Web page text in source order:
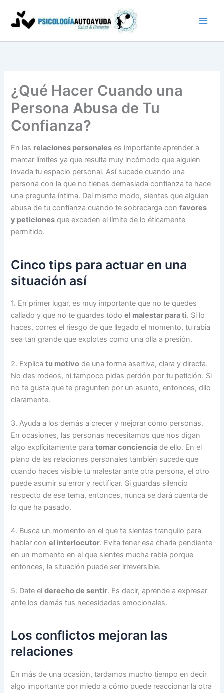
contenido
¿Qué Hacer Cuando una
Persona Abusa de Tu
Confianza?
En las relaciones personales es importante aprender a
marcar límites ya que resulta muy incómodo que alguien
invada tu espacio personal. Así sucede cuando una
persona con la que no tienes demasiada confianza te hace
una pregunta íntima. Del mismo modo, sientes que alguien
abusa de tu confianza cuando te sobrecarga confavores
y peticiones que exceden el límite de lo éticamente
permitido.
Cinco tips para actuar en una
situación así
1. En primer lugar, es muy importante que no te quedes
callado y que no te guardes todoel malestar para ti. Si lo
haces, corres el riesgo de que llegado el momento, tu rabia
sea tan grande que explotes como una olla a presión.
2. Explicatu motivo de una forma asertiva, clara y directa.
No des rodeos, ni tampoco pidas perdón por tu petición. Si
no te gusta que te pregunten por un asunto, entonces, dilo
claramente.
3. Ayuda a los demás a crecer y mejorar como personas.
En ocasiones, las personas necesitamos que nos digan
algo explícitamente paratomar conciencia de ello. En el
plano de las relaciones personales también sucede que
cuando haces visible tu malestar ante otra persona, el otro
puede asumir su error y rectificar. Si guardas silencio
respecto de ese tema, entonces, nunca se dará cuenta de
lo que ha pasado.
4. Busca un momento en el que te sientas tranquilo para
hablar conel interlocutor. Evita tener esa charla pendiente
en un momento en el que sientes mucha rabia porque
entonces, la situación puede ser irreversible.
5. Date elderecho de sentir. Es decir, aprende a expresar
ante los demás tus necesidades emocionales.
Los conflictos mejoran las
relaciones
En más de una ocasión, tardamos mucho tiempo en decir
algo importante por miedo a cómo puede reaccionar la otra